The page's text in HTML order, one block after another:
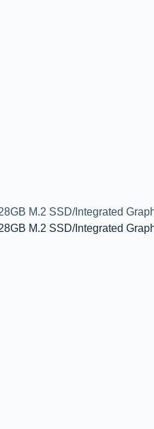
M.2 SSD/Integrated
M.2 SSD/Integrated